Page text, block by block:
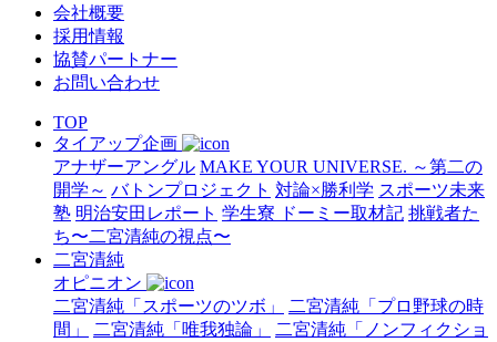
会社概要
採用情報
協賛パートナー
お問い合わせ
TOP
タイアップ企画
アナザーアングル MAKE YOUR UNIVERSE. ～第二の
開学～ バトンプロジェクト 対論×勝利学 スポーツ未来
塾 明治安田レポート 学生寮 ドーミー取材記 挑戦者た
ち〜二宮清純の視点〜
二宮清純
オピニオン
二宮清純「スポーツのツボ」
二宮清純「プロ野球の時
間」
二宮清純「唯我独論」
二宮清純「ノンフィクショ